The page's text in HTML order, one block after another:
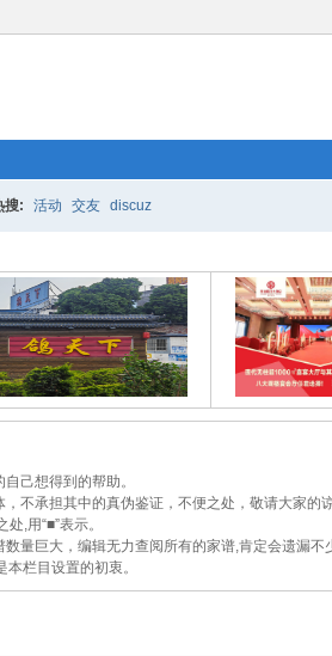
搜: 活动 交友 discuz
己想得到的帮助。
承担其中的真伪鉴证，不便之处，敬请大家的
,用“■”表示。
巨大，编辑无力查阅所有的家谱,肯定会遗漏不
栏目设置的初衷。